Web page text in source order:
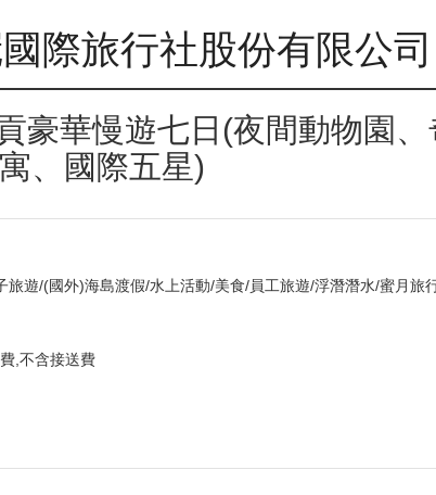
際旅行社股份有限公
豪華慢遊七日(夜間動物園
、國際五星)
遊/(國外)海島渡假/水上活動/美食/員工旅遊/浮潛潛水/蜜月旅
,不含接送費